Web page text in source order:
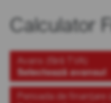
Calculator
Avans (fără TVA)
Selectează avansul
Perioada de finanțare